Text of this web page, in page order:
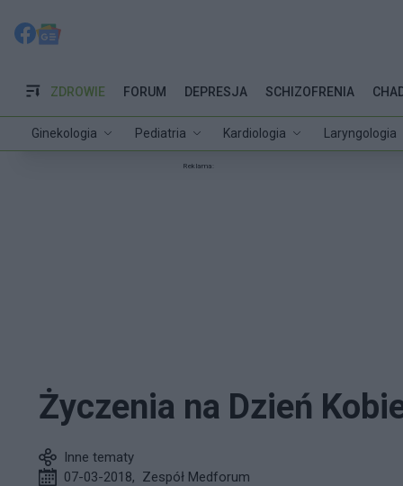
ZDROWIE
Ginekologia Pediatria Kardiologia Laryngologia
FORUM DEPRESJA SCHIZOFRENIA
Reklama:
Życzenia na Dzień
Inne tematy
07-03-2018, Zespół Medforum